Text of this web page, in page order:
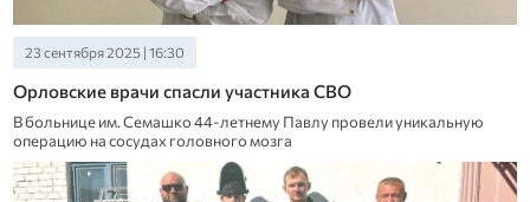
23 сентября 2025 | 16:30
Орловские врачи спасли участника СВО
В больнице им. Семашко 44-летнему Павлу провели уникальную
операцию на сосудах головного мозга